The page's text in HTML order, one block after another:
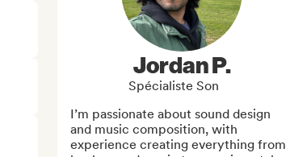
Jordan P.
Spécialiste Son
I’m passionate about sound design
and music composition, with
experience creating everything from